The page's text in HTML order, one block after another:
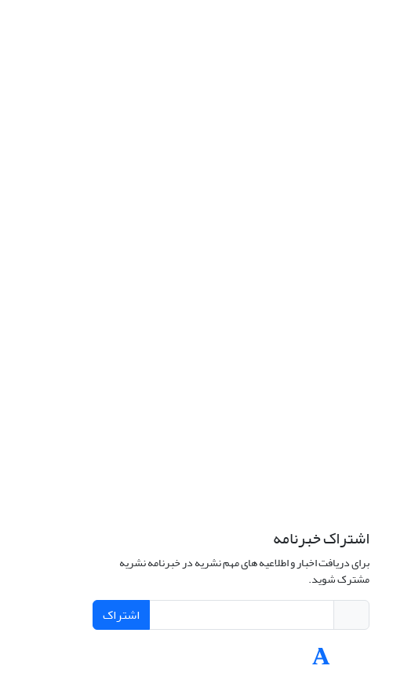
اشتراک خبرنامه
برای دریافت اخبار و اطلاعیه های مهم نشریه در خبرنامه نشریه
مشترک شوید.
اشتراک